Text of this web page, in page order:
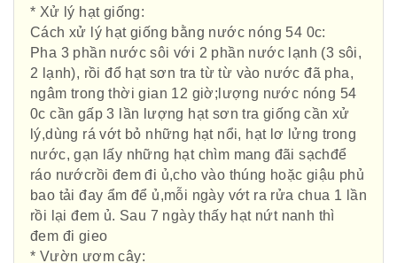
* Xử lý hạt giống:
Cách xử lý hạt giống bằng nước nóng 54 0c:
Pha 3 phần nước sôi với 2 phần nước lạnh (3 sôi,
2 lạnh), rồi đổ hạt sơn tra từ từ vào nước đã pha,
ngâm trong thời gian 12 giờ;lượng nước nóng 54
0c cần gấp 3 lần lượng hạt sơn tra giống cần xử
lý,dùng rá vớt bỏ những hạt nổi, hạt lơ lửng trong
nước, gạn lấy những hạt chìm mang đãi sạchđể
ráo nướcrồi đem đi ủ,cho vào thúng hoặc giậu phủ
bao tải đay ẩm để ủ,mỗi ngày vớt ra rửa chua 1 lần
rồi lại đem ủ. Sau 7 ngày thấy hạt nứt nanh thì
đem đi gieo
* Vườn ươm cây: